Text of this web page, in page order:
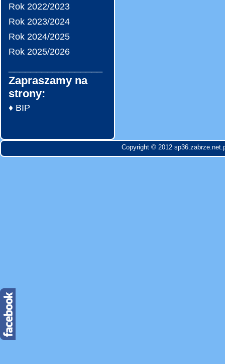
Rok 2022/2023
Rok 2023/2024
Rok 2024/2025
Rok 2025/2026
Zapraszamy na
strony:
♦ BIP
Copyright © 2012